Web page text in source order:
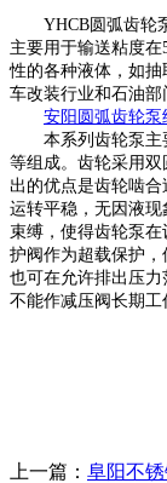
YHCB圆弧齿轮
主要用于输送粘度
性的各种液体，如
车改装行业和石油部
安阳 圆弧齿轮泵
本系列齿轮泵
等组成。齿轮采用
出的优点是齿轮啮合
运转平稳，无因液
束缚，使得齿轮泵
护阀作为超载保护
也可在允许排出压
不能作减压阀长期工
上一篇： 阜阳不